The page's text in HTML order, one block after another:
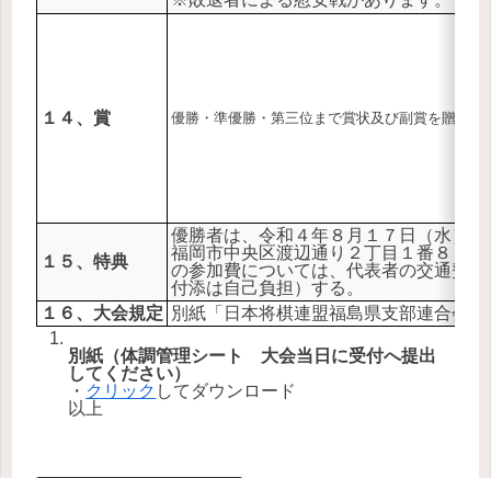
１４、賞 優勝・準優勝・第三位まで賞状及び副賞を贈る
１５、特典
優勝者は、令和４年８月１７日（水）
福岡市中央区渡辺通り２丁目１番８２
の参加費については、代表者の交通費
付添は自己負担）する。
１６、大会規定 別紙「日本将棋連盟福島県支部連合会
別紙（体調管理シート 大会当日に受付へ提出
してください）
・ クリック してダウンロード
以上